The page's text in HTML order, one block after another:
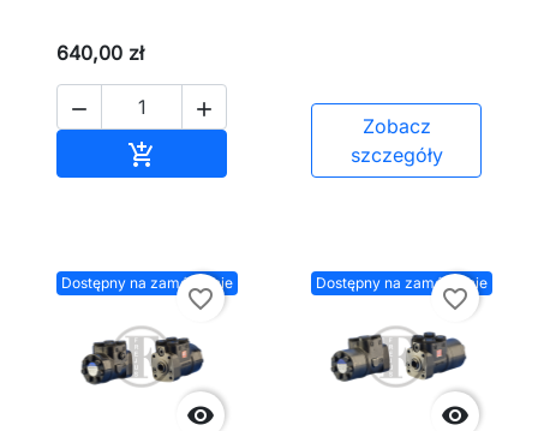
640,00 zł
 

Zobacz
szczegóły
Dostępny na zamówienie

favorite_border
Dostępny na zamówienie

favorite_border